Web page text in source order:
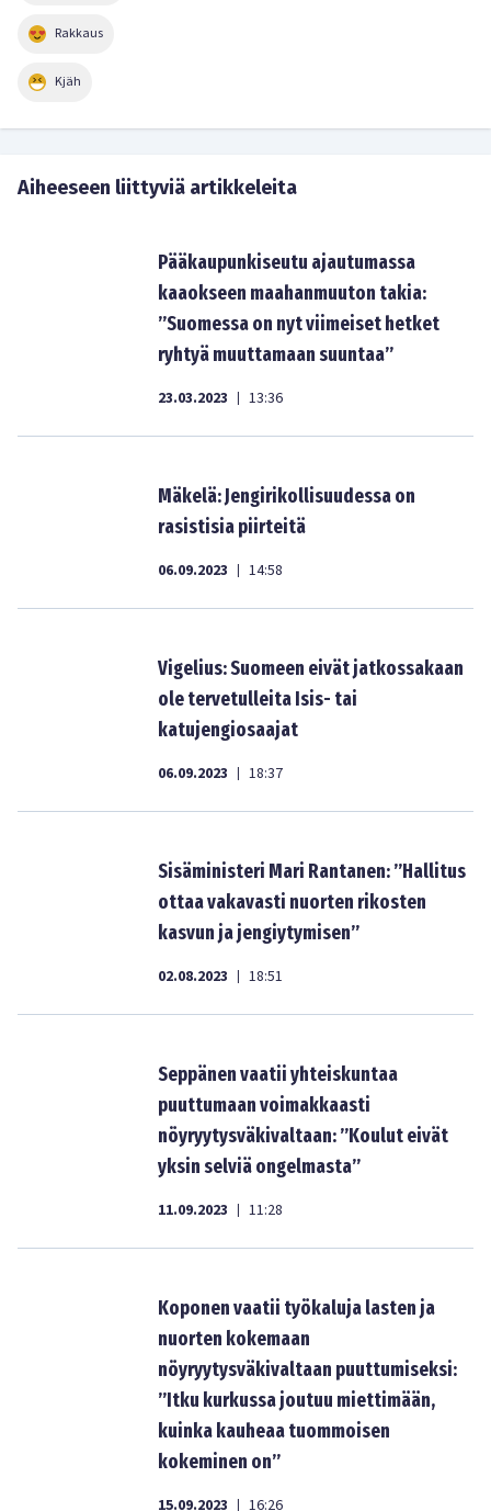
Rakkaus
Kjäh
Aiheeseen liittyviä artikkeleita
Pääkaupunkiseutu ajautumassa
kaaokseen maahanmuuton takia:
”Suomessa on nyt viimeiset hetket
ryhtyä muuttamaan suuntaa”
23.03.2023 | 13:36
Mäkelä: Jengirikollisuudessa on
rasistisia piirteitä
06.09.2023 | 14:58
Vigelius: Suomeen eivät jatkossakaan
ole tervetulleita Isis- tai
katujengiosaajat
06.09.2023 | 18:37
Sisäministeri Mari Rantanen: ”Hallitus
ottaa vakavasti nuorten rikosten
kasvun ja jengiytymisen”
02.08.2023 | 18:51
Seppänen vaatii yhteiskuntaa
puuttumaan voimakkaasti
nöyryytysväkivaltaan: ”Koulut eivät
yksin selviä ongelmasta”
11.09.2023 | 11:28
Koponen vaatii työkaluja lasten ja
nuorten kokemaan
nöyryytysväkivaltaan puuttumiseksi:
”Itku kurkussa joutuu miettimään,
kuinka kauheaa tuommoisen
kokeminen on”
15.09.2023 | 16:26